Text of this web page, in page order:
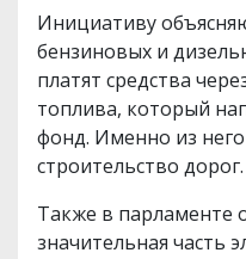
Инициативу
бензиновых и
платят средства
топлива, который
фонд. Именно из
строительство дорог.
Также в парламенте
значительная часть